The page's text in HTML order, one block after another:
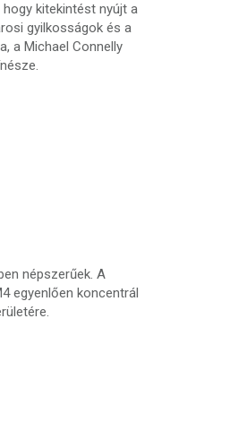
kitekintést nyújt a
gyilkosságok és a
a Michael Connelly
népszerűek. A
egyenlően koncentrál